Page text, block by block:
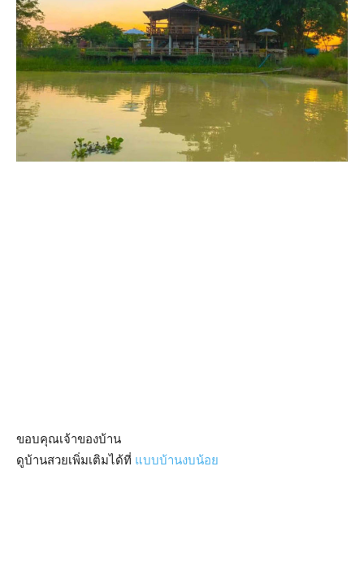
ขอบคุณเจ้าของบ้าน
ดูบ้านสวยเพิ่มเติมได้ที่ แบบบ้านงบน้อย